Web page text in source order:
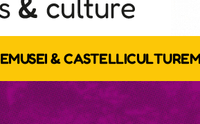
MUSEI & CASTELLICULTURE